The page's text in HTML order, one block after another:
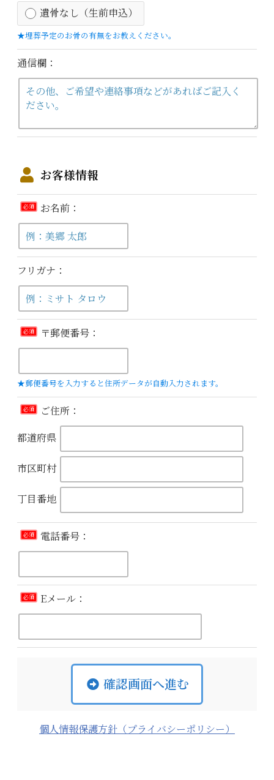
遺骨なし（生前申込）
★埋葬予定のお骨の有無をお教えください。
通信欄：
お客様情報
必須 お名前：
フリガナ：
必須 〒郵便番号：
★郵便番号を入力すると住所データが自動入力されます。
必須
ご住所：
都道府県
市区町村
丁目番地
必須 電話番号：
必須 Eメール：
確認画面へ進む
個人情報保護方針（プライバシーポリシー）